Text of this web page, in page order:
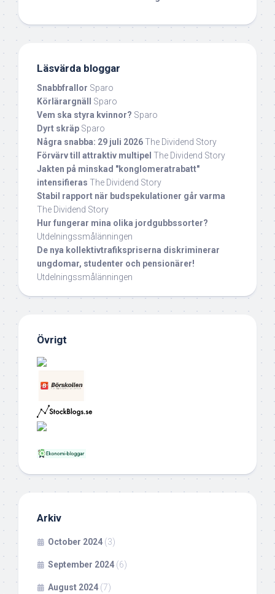
Läsvärda bloggar
Snabbfrallor Sparo
Körlärargnäll
Sparo
Vem ska styra kvinnor? Sparo
Dyrt skräp Sparo
Några snabba: 29 juli 2026The Dividend Story
Förvärv till attraktiv multipel The Dividend Story
Jakten på minskad "konglomeratrabatt"
intensifieras The Dividend Story
Stabil rapport när budspekulationer går varma
The Dividend Story
Hur fungerar mina olika jordgubbssorter?
Utdelningssmålänningen
De nya kollektivtrafikspriserna diskriminerar
ungdomar, studenter och pensionärer!
Utdelningssmålänningen
Övrigt
Arkiv
October 2024 (3)
September 2024 (6)
August 2024 (7)